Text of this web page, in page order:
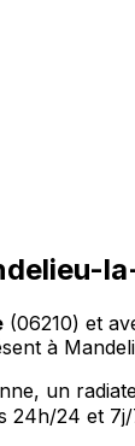
(06210) et
à
un
24h/24 et 7j/